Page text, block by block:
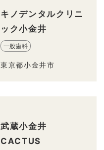
キノデンタルクリニ
ック小金井
一般歯科
東京都小金井市
武蔵小金井
CACTUS